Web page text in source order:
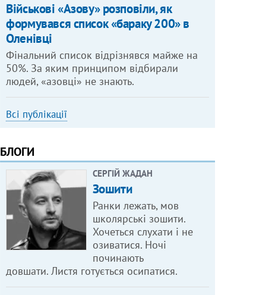
Військові «Азову» розповіли, як
формувався список «бараку 200» в
Оленівці
Фінальний список відрізнявся майже на
50%. За яким принципом відбирали
людей, «азовці» не знають.
Всі публікації
БЛОГИ
СЕРГІЙ ЖАДАН
Зошити
Ранки лежать, мов
школярські зошити.
Хочеться слухати і не
озиватися. Ночі
починають
довшати. Листя готується осипатися.